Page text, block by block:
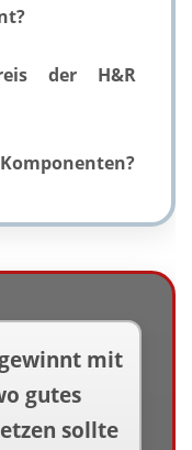
der H&R
gewinnt mit
gutes
sollte